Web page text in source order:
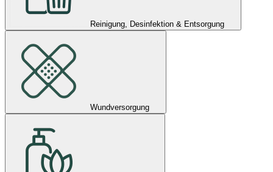
Reinigung, Desinfektion & Entsorgung
Wundversorgung